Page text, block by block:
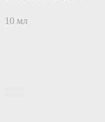
10 мл